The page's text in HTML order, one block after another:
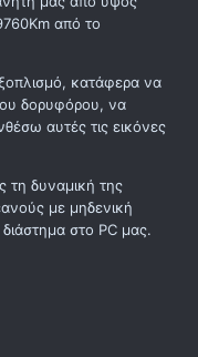
από το
κατάφερα να
δορυφόρου, να
αυτές τις εικόνες
τη δυναμική της
με μηδενική
στο PC μας.